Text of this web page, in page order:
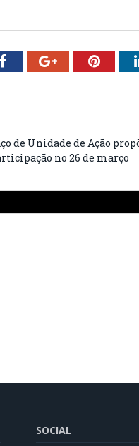
FacebookGoogle+
de Unidade de Ação
no 26 de março
SOCIAL